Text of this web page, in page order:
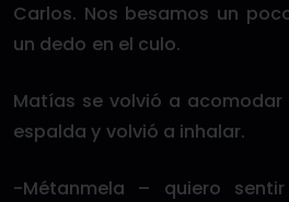
Carlos. Nos besamos un
un dedo en el culo.
Matías se volvió a acomodar
espalda y volvió a inhalar.
-Métanmela – quiero